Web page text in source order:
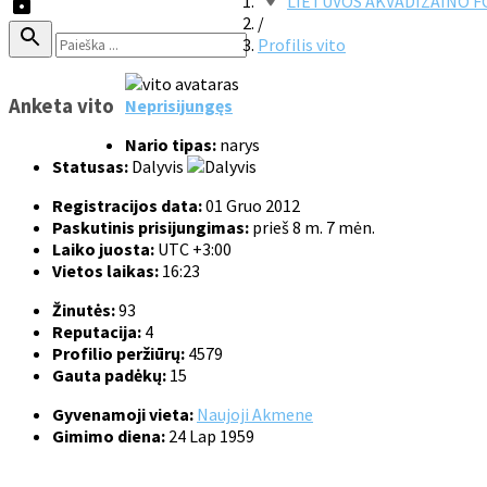
/
Profilis vito
Anketa vito Neprisijungęs
Nario tipas: narys
Statusas: Dalyvis
Registracijos data:01 Gruo 2012
Paskutinis prisijungimas: prieš 8 m. 7 mėn.
Laiko juosta: UTC +3:00
Vietos laikas: 16:23
Žinutės:93
Reputacija: 4
Profilio peržiūrų: 4579
Gauta padėkų: 15
Gyvenamoji vieta: Naujoji Akmene
Gimimo diena: 24 Lap 1959